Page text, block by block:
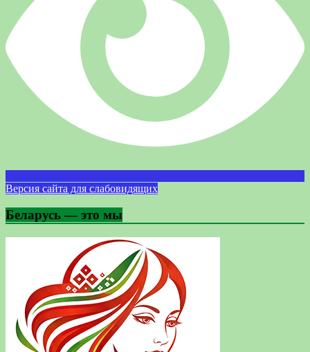
Версия сайта для слабовидящих
Беларусь — это мы